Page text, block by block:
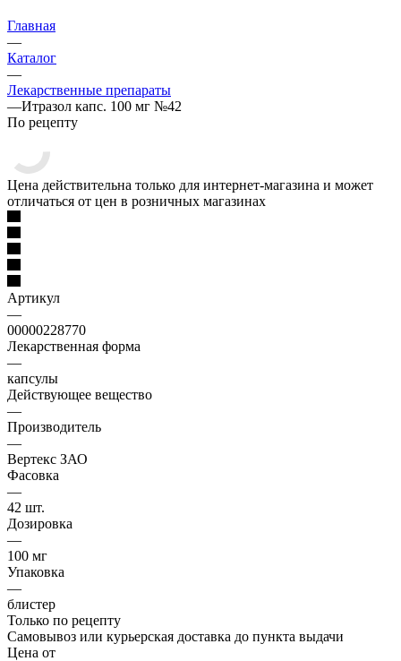
Главная
—
Каталог
—
Лекарственные препараты
—Итразол капс. 100 мг №42
По рецепту
Цена действительна только для интернет-магазина и может
отличаться от цен в розничных магазинах
Артикул
—
00000228770
Лекарственная форма
—
капсулы
Действующее вещество
—
Производитель
—
Вертекс ЗАО
Фасовка
—
42 шт.
Дозировка
—
100 мг
Упаковка
—
блистер
Только по рецепту
Самовывоз или курьерская доставка до пункта выдачи
Цена от